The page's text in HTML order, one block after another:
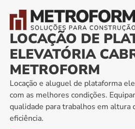
LOCAÇÃO DE
ELEVATÓRIA
METROFORM
Locação e aluguel de plataforma
com as melhores condições.
qualidade para trabalhos em altura
eficiência.